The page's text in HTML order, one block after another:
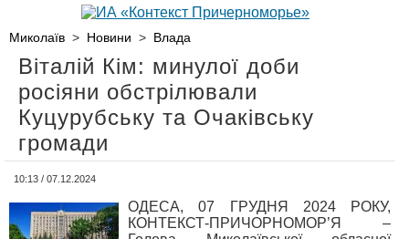
Миколаїв > Новини > Влада
Віталій Кім: минулої доби
росіяни обстрілювали
Куцурубську та Очаківську
громади
10:13 / 07.12.2024
ОДЕСА, 07 ГРУДНЯ 2024 РОКУ,
КОНТЕКСТ-ПРИЧОРНОМОР’Я –